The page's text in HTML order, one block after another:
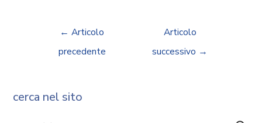
← Articolo
precedente
Articolo
successivo →
cerca nel sito